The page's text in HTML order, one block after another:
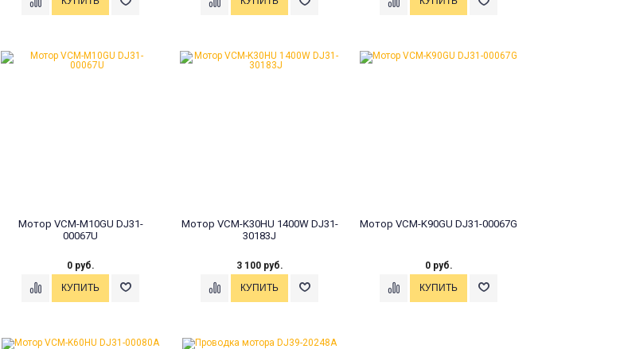
Мотор VCM-M10GU DJ31-
00067U
0 руб.
Мотор VCM-K30HU 1400W DJ31-
30183J
3 100 руб.
Мотор VCM-K90GU DJ31-00067G
0 руб.